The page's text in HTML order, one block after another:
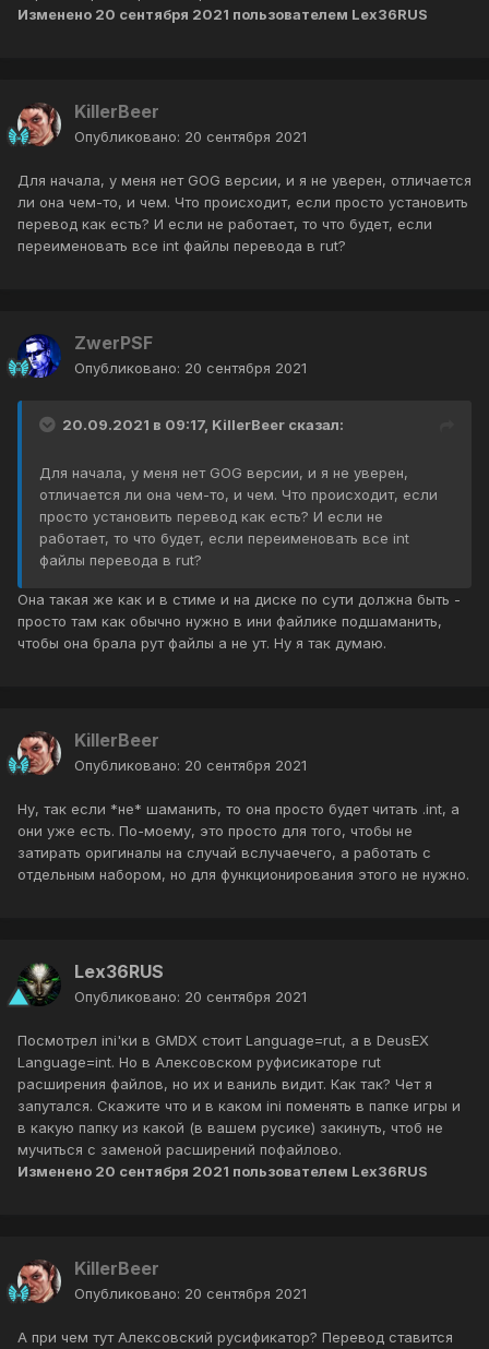
Изменено 20 сентября 2021 пользователем Lex36RUS
KillerBeer
Опубликовано: 20 сентября 2021
Для начала, у меня нет GOG версии, и я не уверен, отличается
ли она чем-то, и чем. Что происходит, если просто установить
перевод как есть? И если не работает, то что будет, если
переименовать все int файлы перевода в rut?
ZwerPSF
Опубликовано: 20 сентября 2021
20.09.2021 в 09:17, KillerBeer сказал:
Для начала, у меня нет GOG версии, и я не уверен,
отличается ли она чем-то, и чем. Что происходит, если
просто установить перевод как есть? И если не
работает, то что будет, если переименовать все int
файлы перевода в rut?
Она такая же как и в стиме и на диске по сути должна быть -
просто там как обычно нужно в ини файлике подшаманить,
чтобы она брала рут файлы а не ут. Ну я так думаю.
KillerBeer
Опубликовано: 20 сентября 2021
Ну, так если *не* шаманить, то она просто будет читать .int, а
они уже есть. По-моему, это просто для того, чтобы не
затирать оригиналы на случай вслучаечего, а работать с
отдельным набором, но для функционирования этого не нужно.
Lex36RUS
Опубликовано: 20 сентября 2021
Посмотрел ini'ки в GMDX стоит Language=rut, а в DeusEX
Language=int. Но в Алексовском руфисикаторе rut
расширения файлов, но их и ваниль видит. Как так? Чет я
запутался. Скажите что и в каком ini поменять в папке игры и
в какую папку из какой (в вашем русике) закинуть, чтоб не
мучиться с заменой расширений пофайлово.
Изменено 20 сентября 2021 пользователем Lex36RUS
KillerBeer
Опубликовано: 20 сентября 2021
А при чем тут Алексовский русификатор? Перевод ставится